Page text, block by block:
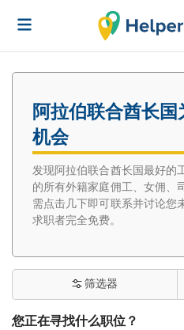
阿拉伯联合酋长
机会
发现阿拉伯联合酋长国最好的
的所有外籍家庭佣工、女佣、
需点击几下即可联系并讨论您
求职者完全免费。
您正在寻找什么职位？
筛选器